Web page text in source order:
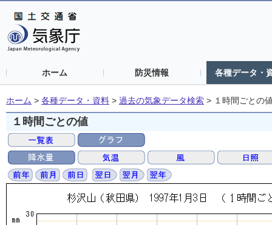
ホーム 防災情報 各種データ・
ホーム > 各種データ・資料 > 過去の気象データ検索 > １時間ごとの
１時間ごとの値